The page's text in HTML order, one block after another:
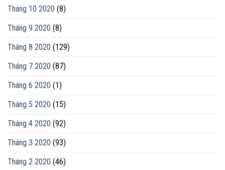
Tháng 10 2020 (8)
Tháng 9 2020 (8)
Tháng 8 2020 (129)
Tháng 7 2020 (87)
Tháng 6 2020 (1)
Tháng 5 2020 (15)
Tháng 4 2020 (92)
Tháng 3 2020 (93)
Tháng 2 2020 (46)